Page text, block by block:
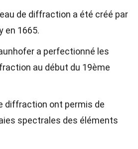
de diffraction a été créé par
en 1665.
a perfectionné les
au début du 19ème
diffraction ont permis de
spectrales des éléments